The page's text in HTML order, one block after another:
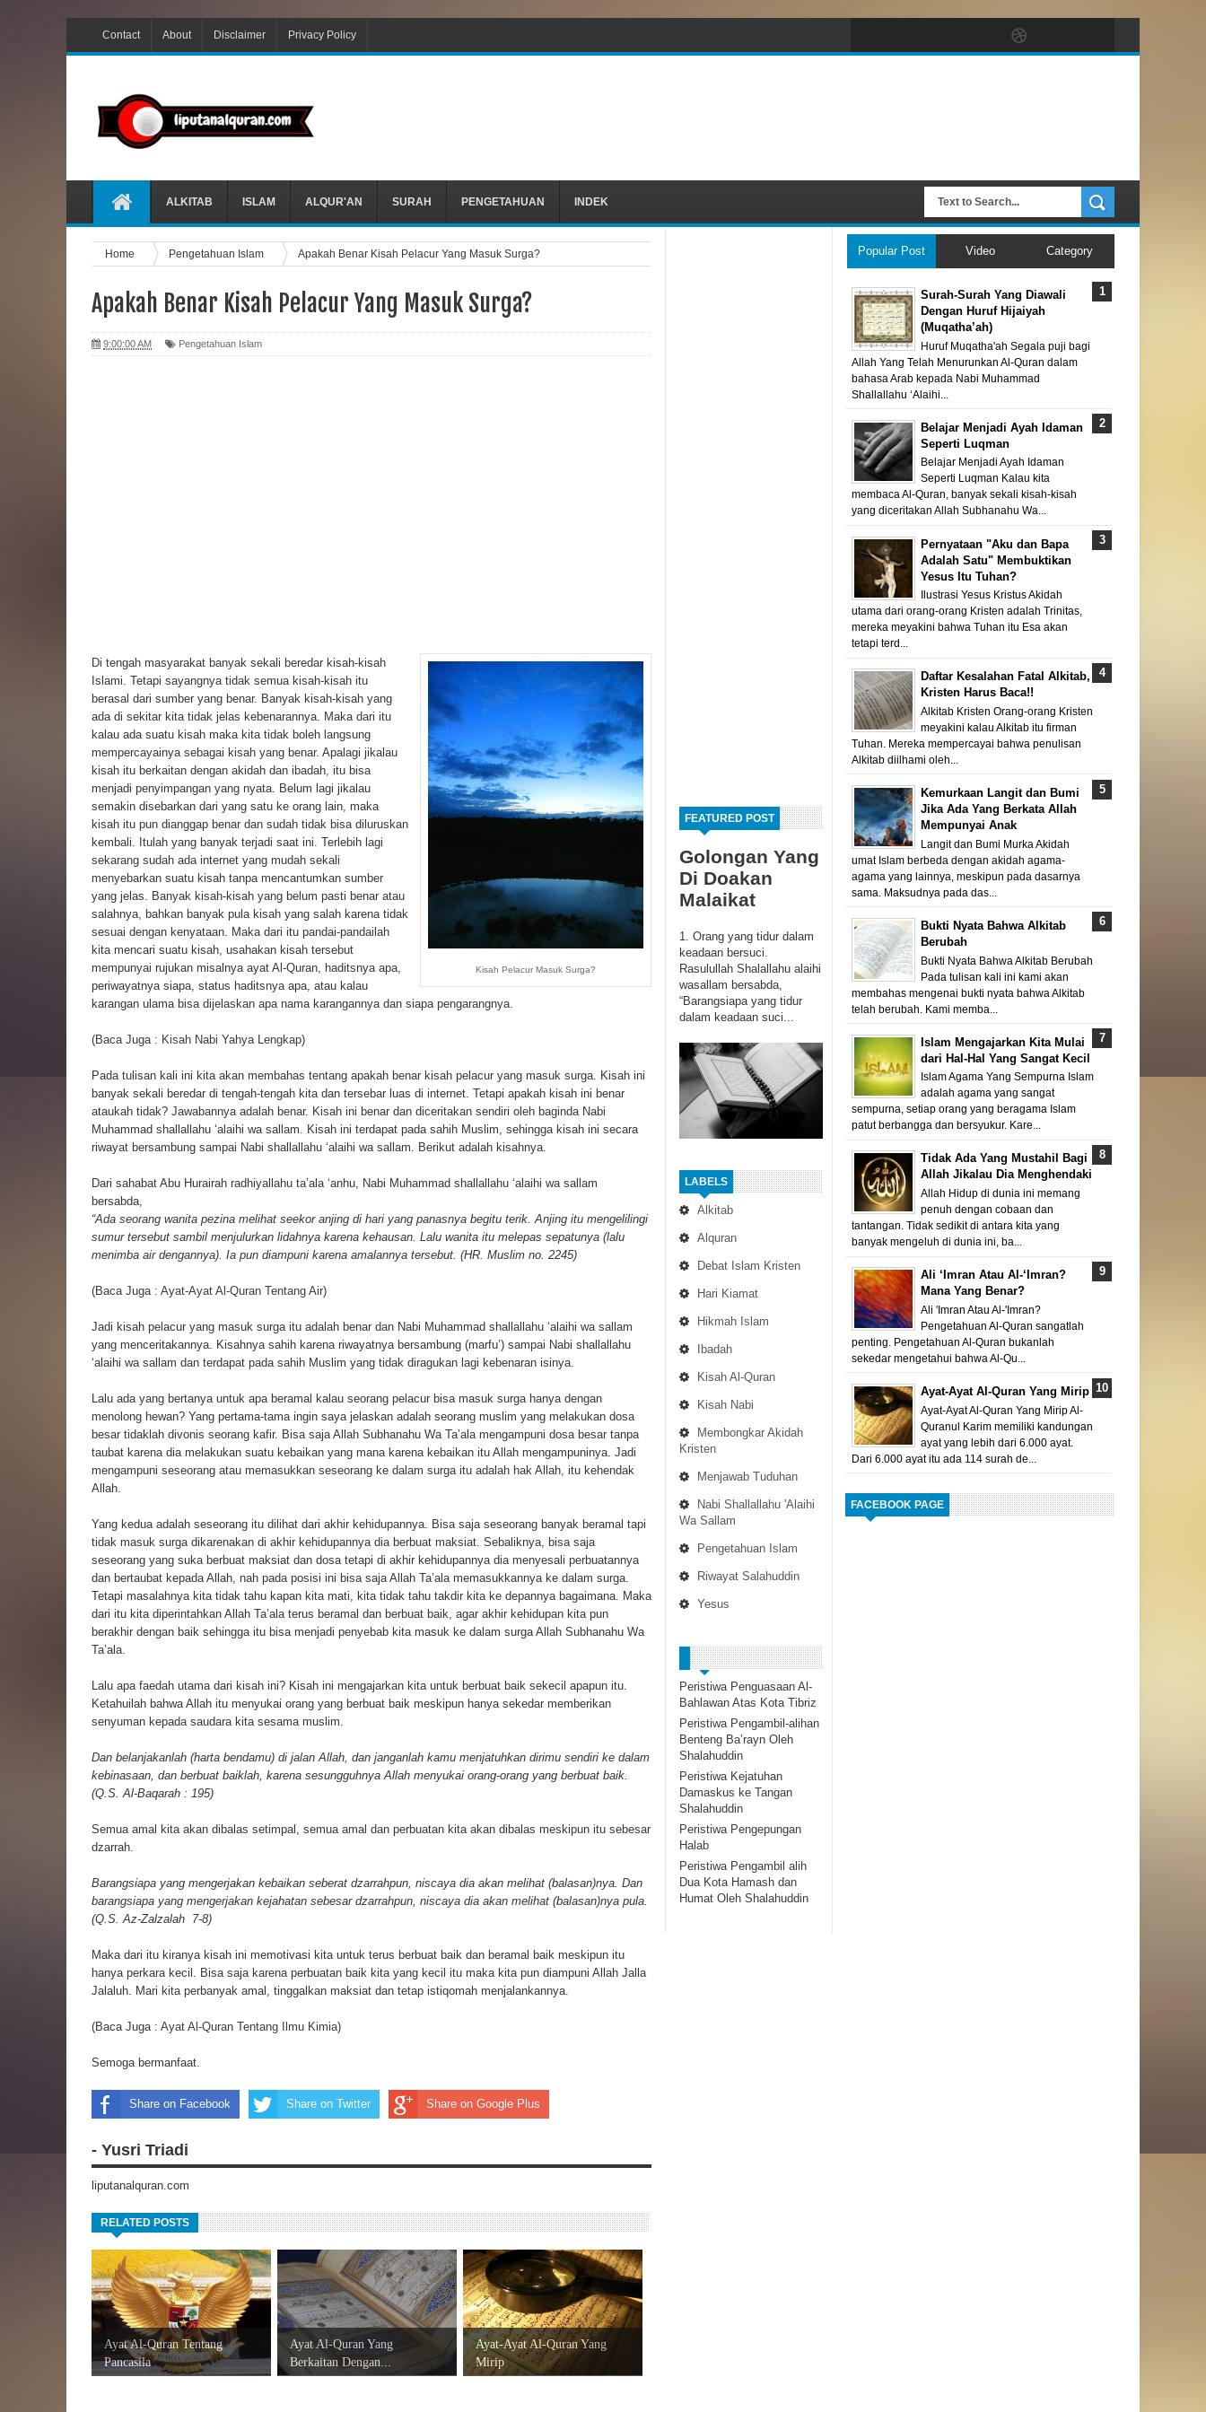
Contact About Disclaimer Privacy Policy
ALKITAB ISLAM ALQUR'AN SURAH PENGETAHUAN INDEK
FEATURED POST
Golongan Yang
Di Doakan
Malaikat
1. Orang yang tidur dalam
keadaan bersuci.
Rasulullah Shalallahu alaihi
wasallam bersabda,
“Barangsiapa yang tidur
dalam keadaan suci...
LABELS
Alkitab
Alquran
Debat Islam Kristen
Hari Kiamat
Hikmah Islam
Ibadah
Kisah Al-Quran
Kisah Nabi
Membongkar Akidah
Kristen
Menjawab Tuduhan
Nabi Shallallahu 'Alaihi
Wa Sallam
Pengetahuan Islam
Riwayat Salahuddin
Yesus
Peristiwa Penguasaan Al-
Bahlawan Atas Kota Tibriz
Peristiwa Pengambil-alihan
Benteng Ba’rayn Oleh
Shalahuddin
Peristiwa Kejatuhan
Damaskus ke Tangan
Shalahuddin
Peristiwa Pengepungan
Halab
Peristiwa Pengambil alih
Dua Kota Hamash dan
Humat Oleh Shalahuddin
Home Pengetahuan Islam Apakah Benar Kisah Pelacur Yang Masuk Surga?
Apakah Benar Kisah Pelacur Yang Masuk Surga?
9:00:00 AM Pengetahuan Islam
Kisah Pelacur Masuk Surga?
Di tengah masyarakat banyak sekali beredar kisah-kisah
Islami. Tetapi sayangnya tidak semua kisah-kisah itu
berasal dari sumber yang benar. Banyak kisah-kisah yang
ada di sekitar kita tidak jelas kebenarannya. Maka dari itu
kalau ada suatu kisah maka kita tidak boleh langsung
mempercayainya sebagai kisah yang benar. Apalagi jikalau
kisah itu berkaitan dengan akidah dan ibadah, itu bisa
menjadi penyimpangan yang nyata. Belum lagi jikalau
semakin disebarkan dari yang satu ke orang lain, maka
kisah itu pun dianggap benar dan sudah tidak bisa diluruskan
kembali. Itulah yang banyak terjadi saat ini. Terlebih lagi
sekarang sudah ada internet yang mudah sekali
menyebarkan suatu kisah tanpa mencantumkan sumber
yang jelas. Banyak kisah-kisah yang belum pasti benar atau
salahnya, bahkan banyak pula kisah yang salah karena tidak
sesuai dengan kenyataan. Maka dari itu pandai-pandailah
kita mencari suatu kisah, usahakan kisah tersebut
mempunyai rujukan misalnya ayat Al-Quran, haditsnya apa,
periwayatnya siapa, status haditsnya apa, atau kalau
karangan ulama bisa dijelaskan apa nama karangannya dan siapa pengarangnya.
(Baca Juga : Kisah Nabi Yahya Lengkap)
Pada tulisan kali ini kita akan membahas tentang apakah benar kisah pelacur yang masuk surga. Kisah ini
banyak sekali beredar di tengah-tengah kita dan tersebar luas di internet. Tetapi apakah kisah ini benar
ataukah tidak? Jawabannya adalah benar. Kisah ini benar dan diceritakan sendiri oleh baginda Nabi
Muhammad shallallahu ‘alaihi wa sallam. Kisah ini terdapat pada sahih Muslim, sehingga kisah ini secara
riwayat bersambung sampai Nabi shallallahu ‘alaihi wa sallam. Berikut adalah kisahnya.
Dari sahabat Abu Hurairah radhiyallahu ta’ala ‘anhu, Nabi Muhammad shallallahu ‘alaihi wa sallam
bersabda,
“Ada seorang wanita pezina melihat seekor anjing di hari yang panasnya begitu terik. Anjing itu mengelilingi
sumur tersebut sambil menjulurkan lidahnya karena kehausan. Lalu wanita itu melepas sepatunya (lalu
menimba air dengannya). Ia pun diampuni karena amalannya tersebut. (HR. Muslim no. 2245)
(Baca Juga : Ayat-Ayat Al-Quran Tentang Air)
Jadi kisah pelacur yang masuk surga itu adalah benar dan Nabi Muhammad shallallahu ‘alaihi wa sallam
yang menceritakannya. Kisahnya sahih karena riwayatnya bersambung (marfu’) sampai Nabi shallallahu
‘alaihi wa sallam dan terdapat pada sahih Muslim yang tidak diragukan lagi kebenaran isinya.
Lalu ada yang bertanya untuk apa beramal kalau seorang pelacur bisa masuk surga hanya dengan
menolong hewan? Yang pertama-tama ingin saya jelaskan adalah seorang muslim yang melakukan dosa
besar tidaklah divonis seorang kafir. Bisa saja Allah Subhanahu Wa Ta’ala mengampuni dosa besar tanpa
taubat karena dia melakukan suatu kebaikan yang mana karena kebaikan itu Allah mengampuninya. Jadi
mengampuni seseorang atau memasukkan seseorang ke dalam surga itu adalah hak Allah, itu kehendak
Allah.
Yang kedua adalah seseorang itu dilihat dari akhir kehidupannya. Bisa saja seseorang banyak beramal tapi
tidak masuk surga dikarenakan di akhir kehidupannya dia berbuat maksiat. Sebaliknya, bisa saja
seseorang yang suka berbuat maksiat dan dosa tetapi di akhir kehidupannya dia menyesali perbuatannya
dan bertaubat kepada Allah, nah pada posisi ini bisa saja Allah Ta’ala memasukkannya ke dalam surga.
Tetapi masalahnya kita tidak tahu kapan kita mati, kita tidak tahu takdir kita ke depannya bagaimana. Maka
dari itu kita diperintahkan Allah Ta’ala terus beramal dan berbuat baik, agar akhir kehidupan kita pun
berakhir dengan baik sehingga itu bisa menjadi penyebab kita masuk ke dalam surga Allah Subhanahu Wa
Ta’ala.
Lalu apa faedah utama dari kisah ini? Kisah ini mengajarkan kita untuk berbuat baik sekecil apapun itu.
Ketahuilah bahwa Allah itu menyukai orang yang berbuat baik meskipun hanya sekedar memberikan
senyuman kepada saudara kita sesama muslim.
Dan belanjakanlah (harta bendamu) di jalan Allah, dan janganlah kamu menjatuhkan dirimu sendiri ke dalam
kebinasaan, dan berbuat baiklah, karena sesungguhnya Allah menyukai orang-orang yang berbuat baik.
(Q.S. Al-Baqarah : 195)
Semua amal kita akan dibalas setimpal, semua amal dan perbuatan kita akan dibalas meskipun itu sebesar
dzarrah.
Barangsiapa yang mengerjakan kebaikan seberat dzarrahpun, niscaya dia akan melihat (balasan)nya. Dan
barangsiapa yang mengerjakan kejahatan sebesar dzarrahpun, niscaya dia akan melihat (balasan)nya pula.
(Q.S. Az-Zalzalah 7-8)
Maka dari itu kiranya kisah ini memotivasi kita untuk terus berbuat baik dan beramal baik meskipun itu
hanya perkara kecil. Bisa saja karena perbuatan baik kita yang kecil itu maka kita pun diampuni Allah Jalla
Jalaluh. Mari kita perbanyak amal, tinggalkan maksiat dan tetap istiqomah menjalankannya.
(Baca Juga : Ayat Al-Quran Tentang Ilmu Kimia)
Semoga bermanfaat.
Share on Facebook Share on Twitter Share on Google Plus
- Yusri Triadi
liputanalquran.com
RELATED POSTS
Ayat Al-Quran Tentang
Pancasila
Ayat Al-Quran Yang
Berkaitan Dengan...
Ayat-Ayat Al-Quran Yang
Mirip
Popular Post Video Category
Surah-Surah Yang Diawali
Dengan Huruf Hijaiyah
(Muqatha’ah)
Huruf Muqatha'ah Segala puji bagi
Allah Yang Telah Menurunkan Al-Quran dalam
bahasa Arab kepada Nabi Muhammad
Shallallahu ‘Alaihi...
Belajar Menjadi Ayah Idaman
Seperti Luqman
Belajar Menjadi Ayah Idaman
Seperti Luqman Kalau kita
membaca Al-Quran, banyak sekali kisah-kisah
yang diceritakan Allah Subhanahu Wa...
Pernyataan "Aku dan Bapa
Adalah Satu" Membuktikan
Yesus Itu Tuhan?
Ilustrasi Yesus Kristus Akidah
utama dari orang-orang Kristen adalah Trinitas,
mereka meyakini bahwa Tuhan itu Esa akan
tetapi terd...
Daftar Kesalahan Fatal Alkitab,
Kristen Harus Baca!!
Alkitab Kristen Orang-orang Kristen
meyakini kalau Alkitab itu firman
Tuhan. Mereka mempercayai bahwa penulisan
Alkitab diilhami oleh...
Kemurkaan Langit dan Bumi
Jika Ada Yang Berkata Allah
Mempunyai Anak
Langit dan Bumi Murka Akidah
umat Islam berbeda dengan akidah agama-
agama yang lainnya, meskipun pada dasarnya
sama. Maksudnya pada das...
Bukti Nyata Bahwa Alkitab
Berubah
Bukti Nyata Bahwa Alkitab Berubah
Pada tulisan kali ini kami akan
membahas mengenai bukti nyata bahwa Alkitab
telah berubah. Kami memba...
Islam Mengajarkan Kita Mulai
dari Hal-Hal Yang Sangat Kecil
Islam Agama Yang Sempurna Islam
adalah agama yang sangat
sempurna, setiap orang yang beragama Islam
patut berbangga dan bersyukur. Kare...
Tidak Ada Yang Mustahil Bagi
Allah Jikalau Dia Menghendaki
Allah Hidup di dunia ini memang
penuh dengan cobaan dan
tantangan. Tidak sedikit di antara kita yang
banyak mengeluh di dunia ini, ba...
Ali ‘Imran Atau Al-‘Imran?
Mana Yang Benar?
Ali 'Imran Atau Al-'Imran?
Pengetahuan Al-Quran sangatlah
penting. Pengetahuan Al-Quran bukanlah
sekedar mengetahui bahwa Al-Qu...
Ayat-Ayat Al-Quran Yang Mirip
Ayat-Ayat Al-Quran Yang Mirip Al-
Quranul Karim memiliki kandungan
ayat yang lebih dari 6.000 ayat.
Dari 6.000 ayat itu ada 114 surah de...
FACEBOOK PAGE